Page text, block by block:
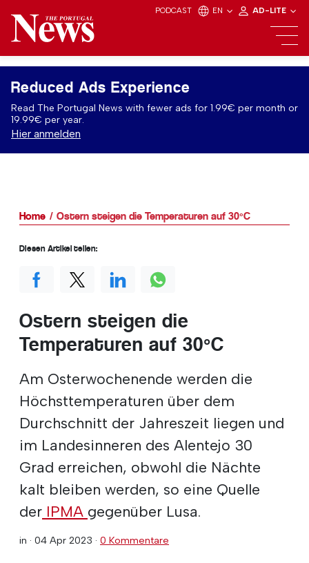
PODCAST EN AD-LITE
Reduced Ads Experience
Read The Portugal News with fewer ads for 1.99€ per month or
19.99€ per year.
Hier anmelden
Home Ostern steigen die Temperaturen auf 30ºC
Ostern steigen die
Temperaturen auf 30ºC
Am Osterwochenende werden die
Höchsttemperaturen über dem
Durchschnitt der Jahreszeit liegen und
im Landesinneren des Alentejo 30
Grad erreichen, obwohl die Nächte
kalt bleiben werden, so eine Quelle
der IPMA gegenüber Lusa.
in · 04 Apr 2023 · 0 Kommentare
Diesen Artikel teilen: